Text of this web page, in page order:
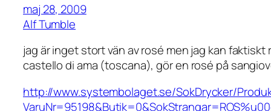
maj 28, 2009
Alf Tumble
jag är inget stort vän av rosé men jag kan
castello di ama (toscana), gör en rosé på
http://www.systembolaget.se/SokDrycker/